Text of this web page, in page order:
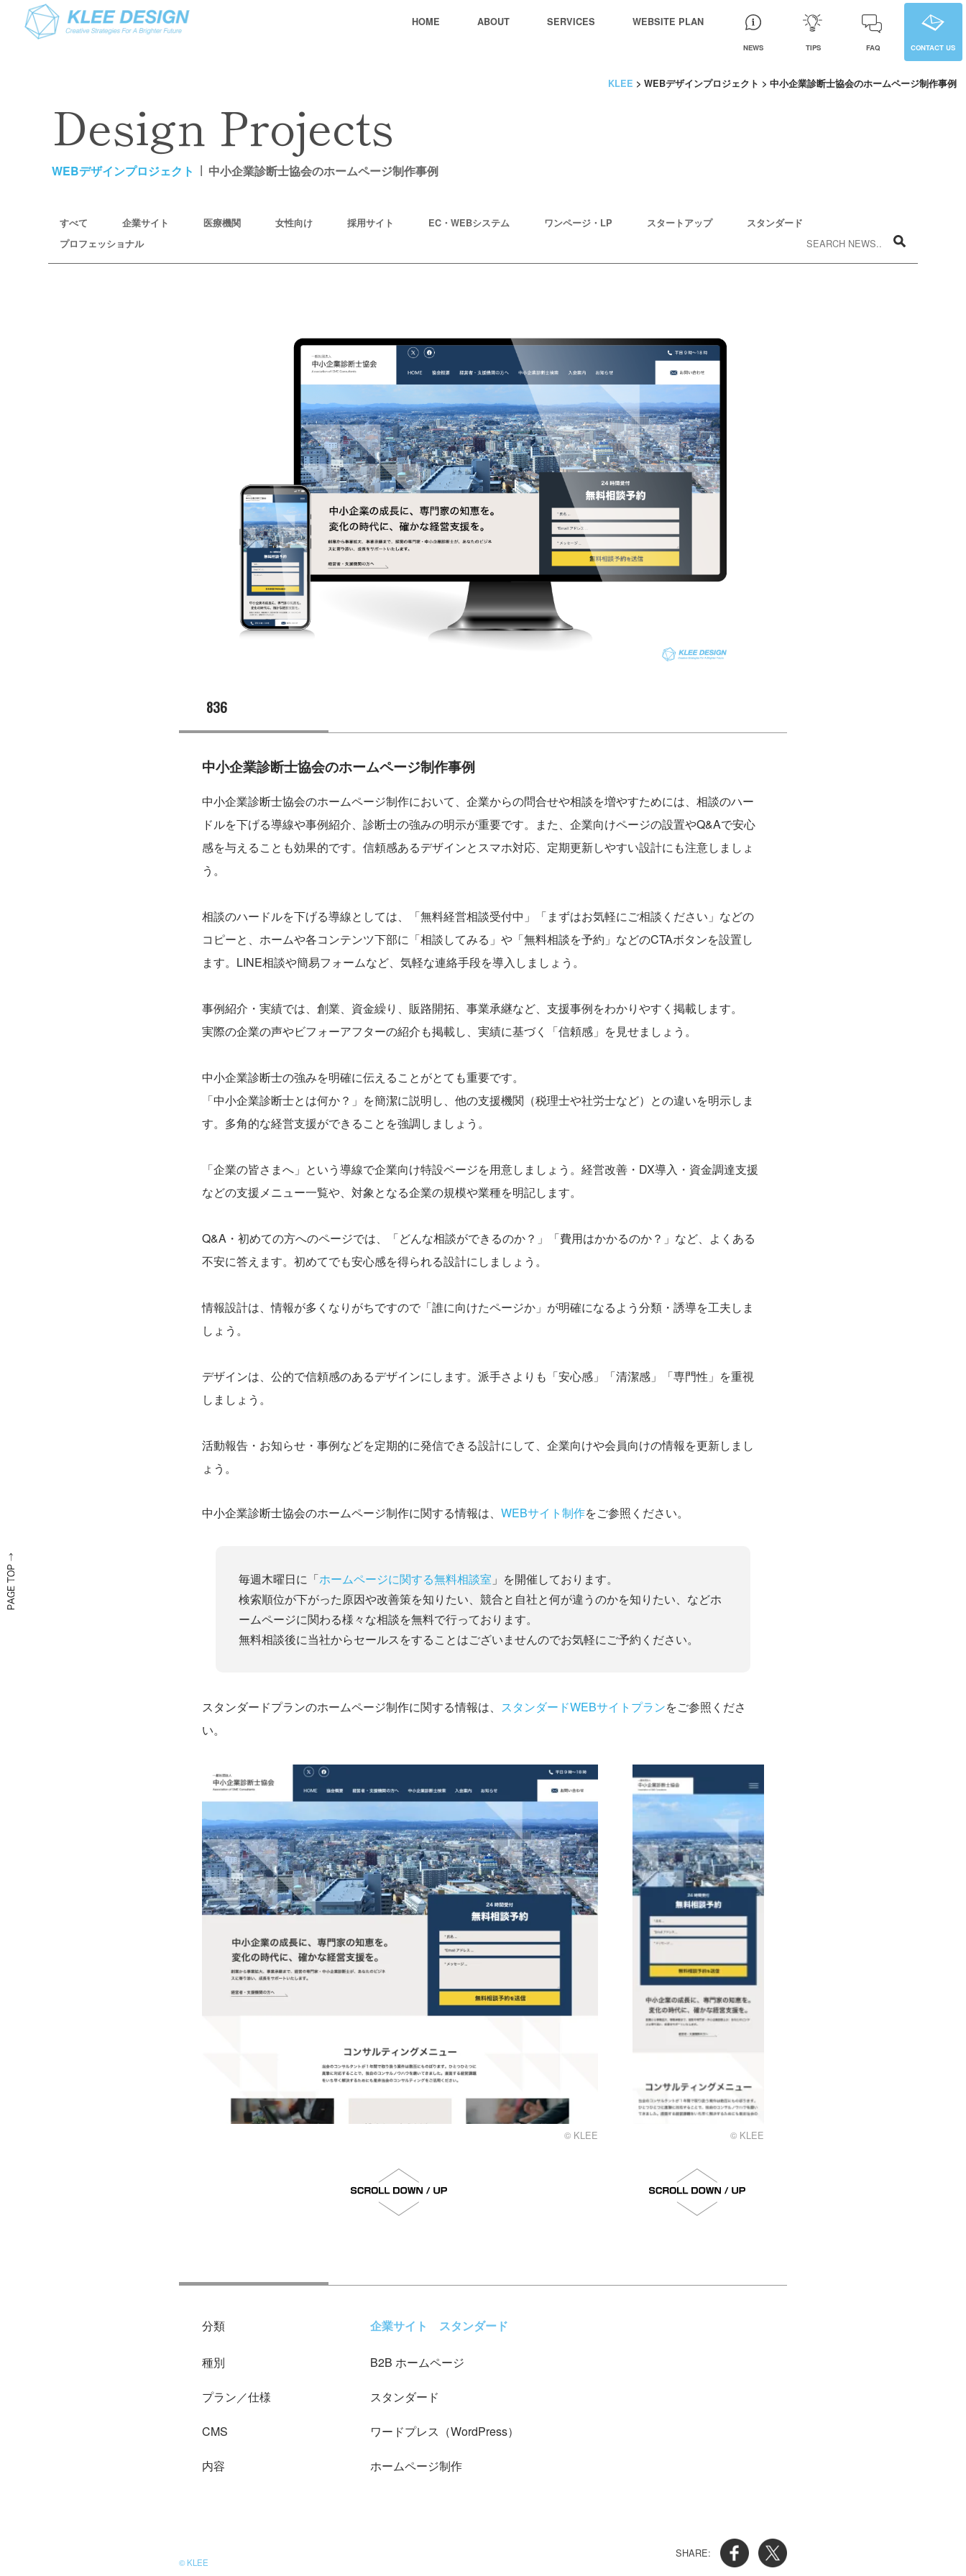
HOME ABOUT SERVICES WEBSITE PLAN
NEWS TIPS FAQ CONTACT US
KLEE >WEBデザインプロジェクト >中小企業診断士協会のホームページ制作事例
Design Projects
WEBデザインプロジェクト 中小企業診断士協会のホームページ制作事例
すべて 企業サイト 医療機関 女性向け 採用サイト EC・WEBシステム ワンページ・LP スタートアップ
スタンダード
プロフェッショナル
836
中小企業診断士協会のホームページ制作事例
中小企業診断士協会のホームページ制作において、企業からの問合せや相談を増やすためには、相談のハー
ドルを下げる導線や事例紹介、診断士の強みの明示が重要です。また、企業向けページの設置やQ&Aで安心
感を与えることも効果的です。信頼感あるデザインとスマホ対応、定期更新しやすい設計にも注意しましょ
う。
相談のハードルを下げる導線としては、「無料経営相談受付中」「まずはお気軽にご相談ください」などの
コピーと、ホームや各コンテンツ下部に「相談してみる」や「無料相談を予約」などのCTAボタンを設置し
ます。LINE相談や簡易フォームなど、気軽な連絡手段を導入しましょう。
事例紹介・実績では、創業、資金繰り、販路開拓、事業承継など、支援事例をわかりやすく掲載します。
実際の企業の声やビフォーアフターの紹介も掲載し、実績に基づく「信頼感」を見せましょう。
中小企業診断士の強みを明確に伝えることがとても重要です。
「中小企業診断士とは何か？」を簡潔に説明し、他の支援機関（税理士や社労士など）との違いを明示しま
す。多角的な経営支援ができることを強調しましょう。
「企業の皆さまへ」という導線で企業向け特設ページを用意しましょう。経営改善・DX導入・資金調達支援
などの支援メニュー一覧や、対象となる企業の規模や業種を明記します。
Q&A・初めての方へのページでは、「どんな相談ができるのか？」「費用はかかるのか？」など、よくある
不安に答えます。初めてでも安心感を得られる設計にしましょう。
情報設計は、情報が多くなりがちですので「誰に向けたページか」が明確になるよう分類・誘導を工夫しま
しょう。
デザインは、公的で信頼感のあるデザインにします。派手さよりも「安心感」「清潔感」「専門性」を重視
しましょう。
活動報告・お知らせ・事例などを定期的に発信できる設計にして、企業向けや会員向けの情報を更新しまし
ょう。
中小企業診断士協会のホームページ制作に関する情報は、 WEBサイト制作をご参照ください。
毎週木曜日に「ホームページに関する無料相談室 」を開催しております。
検索順位が下がった原因や改善策を知りたい、競合と自社と何が違うのかを知りたい、などホ
ームページに関わる様々な相談を無料で行っております。
無料相談後に当社からセールスをすることはございませんのでお気軽にご予約ください。
スタンダードプランのホームページ制作に関する情報は、 スタンダードWEBサイトプランをご参照くださ
い。
© KLEE © KLEE
分類 企業サイト スタンダード
種別 B2B ホームページ
プラン／仕様 スタンダード
CMS ワードプレス（WordPress）
内容 ホームページ制作
© KLEE